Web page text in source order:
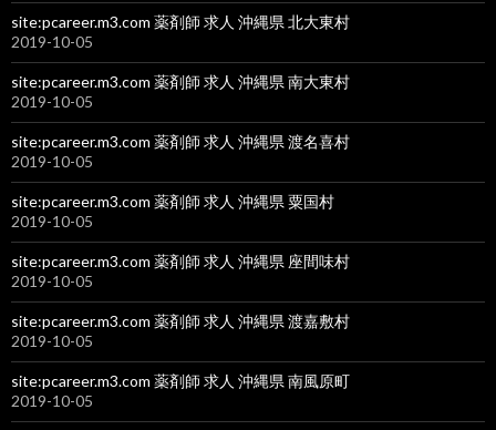
site:pcareer.m3.com 薬剤師 求人 沖縄県 北大東村
2019-10-05
site:pcareer.m3.com 薬剤師 求人 沖縄県 南大東村
2019-10-05
site:pcareer.m3.com 薬剤師 求人 沖縄県 渡名喜村
2019-10-05
site:pcareer.m3.com 薬剤師 求人 沖縄県 粟国村
2019-10-05
site:pcareer.m3.com 薬剤師 求人 沖縄県 座間味村
2019-10-05
site:pcareer.m3.com 薬剤師 求人 沖縄県 渡嘉敷村
2019-10-05
site:pcareer.m3.com 薬剤師 求人 沖縄県 南風原町
2019-10-05